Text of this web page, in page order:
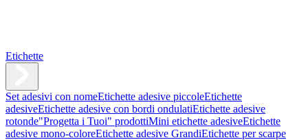
Etichette
Set adesivi con nomeEtichette adesive piccoleEtichette
adesiveEtichette adesive con bordi ondulatiEtichette adesive
rotonde"Progetta i Tuoi" prodottiMini etichette adesiveEtichette
adesive mono-coloreEtichette adesive GrandiEtichette per scarpe